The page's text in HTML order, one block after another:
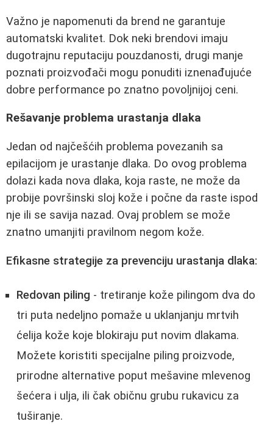
Važno je napomenuti da brend ne garantuje
automatski kvalitet. Dok neki brendovi imaju
dugotrajnu reputaciju pouzdanosti, drugi manje
poznati proizvođači mogu ponuditi iznenađujuće
dobre performance po znatno povoljnijoj ceni.
Rešavanje problema urastanja dlaka
Jedan od najčešćih problema povezanih sa
epilacijom je urastanje dlaka. Do ovog problema
dolazi kada nova dlaka, koja raste, ne može da
probije površinski sloj kože i počne da raste ispod
nje ili se savija nazad. Ovaj problem se može
znatno umanjiti pravilnom negom kože.
Efikasne strategije za prevenciju urastanja dlaka:
Redovan piling - tretiranje kože pilingom dva do
tri puta nedeljno pomaže u uklanjanju mrtvih
ćelija kože koje blokiraju put novim dlakama.
Možete koristiti specijalne piling proizvode,
prirodne alternative poput mešavine mlevenog
šećera i ulja, ili čak običnu grubu rukavicu za
tuširanje.